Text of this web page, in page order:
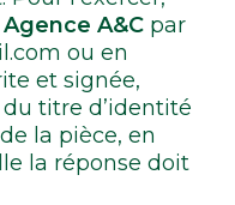
Agence A&C par
ou en
et signée,
titre d’identité
la pièce, en
la réponse doit